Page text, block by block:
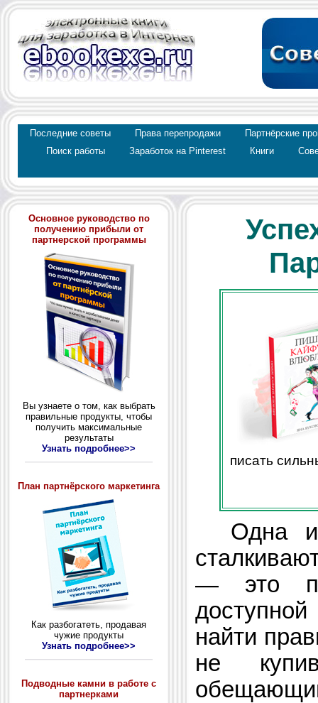
Последние советы Права перепродажи
Партнёрские
Поиск работы
Заработок на Pinterest Книги
Oсновное руководство по
получению прибыли от
партнерской программы
Вы узнаете о том, как выбрать
правильные продукты, чтобы
получить максимальные
результаты
Узнать подробнее>>
План партнёрского маркетинга
Как разбогатеть, продавая
чужие продукты
Узнать подробнее>>
Подводные камни в работе с
партнерками
писать
Одна из
— это
найти
не